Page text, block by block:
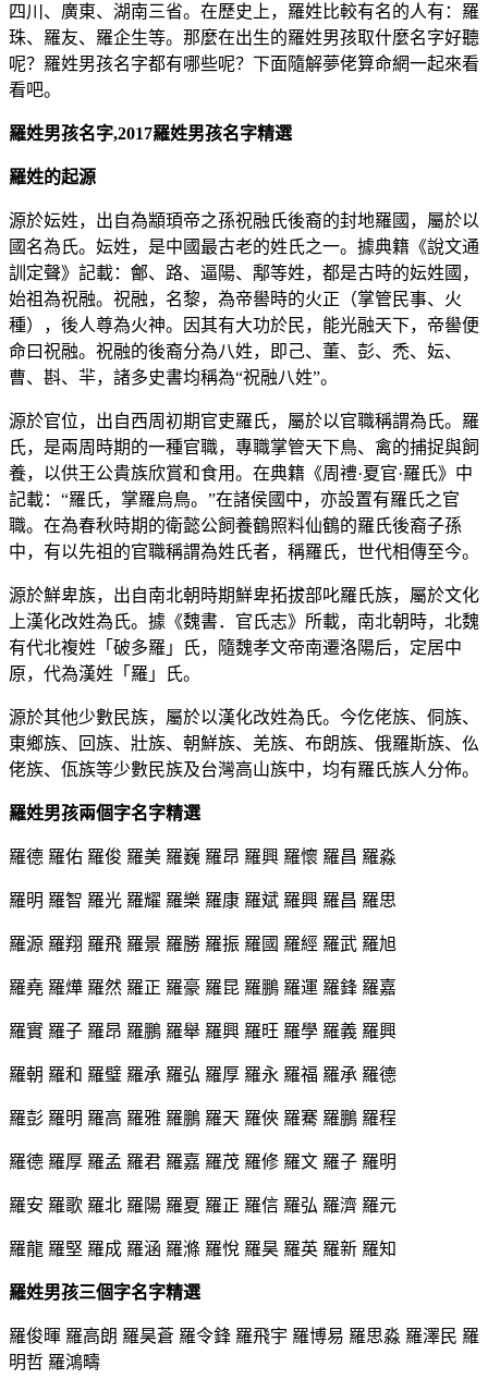
四川、廣東、湖南三省。在歷史上，羅姓比較有名的人有：羅
珠、羅友、羅企生等。那麼在出生的羅姓男孩取什麼名字好聽
呢？羅姓男孩名字都有哪些呢？下面隨解夢佬算命網一起來看
看吧。
羅姓男孩名字,2017羅姓男孩名字精選
羅姓的起源
源於妘姓，出自為顓頊帝之孫祝融氏後裔的封地羅國，屬於以
國名為氏。妘姓，是中國最古老的姓氏之一。據典籍《說文通
訓定聲》記載：鄶、路、逼陽、鄅等姓，都是古時的妘姓國，
始祖為祝融。祝融，名黎，為帝嚳時的火正（掌管民事、火
種），後人尊為火神。因其有大功於民，能光融天下，帝嚳便
命曰祝融。祝融的後裔分為八姓，即己、董、彭、禿、妘、
曹、斟、羋，諸多史書均稱為“祝融八姓”。
源於官位，出自西周初期官吏羅氏，屬於以官職稱謂為氏。羅
氏，是兩周時期的一種官職，專職掌管天下鳥、禽的捕捉與飼
養，以供王公貴族欣賞和食用。在典籍《周禮·夏官·羅氏》中
記載：“羅氏，掌羅烏鳥。”在諸侯國中，亦設置有羅氏之官
職。在為春秋時期的衛懿公飼養鶴照料仙鶴的羅氏後裔子孫
中，有以先祖的官職稱謂為姓氏者，稱羅氏，世代相傳至今。
源於鮮卑族，出自南北朝時期鮮卑拓拔部叱羅氏族，屬於文化
上漢化改姓為氏。據《魏書．官氏志》所載，南北朝時，北魏
有代北複姓「破多羅」氏，隨魏孝文帝南遷洛陽后，定居中
原，代為漢姓「羅」氏。
源於其他少數民族，屬於以漢化改姓為氏。今仡佬族、侗族、
東鄉族、回族、壯族、朝鮮族、羌族、布朗族、俄羅斯族、仫
佬族、佤族等少數民族及台灣高山族中，均有羅氏族人分佈。
羅姓男孩兩個字名字精選
羅德 羅佑 羅俊 羅美 羅巍 羅昂 羅興 羅懷 羅昌 羅淼
羅明 羅智 羅光 羅耀 羅樂 羅康 羅斌 羅興 羅昌 羅思
羅源 羅翔 羅飛 羅景 羅勝 羅振 羅國 羅經 羅武 羅旭
羅堯 羅燁 羅然 羅正 羅豪 羅昆 羅鵬 羅運 羅鋒 羅嘉
羅實 羅子 羅昂 羅鵬 羅舉 羅興 羅旺 羅學 羅義 羅興
羅朝 羅和 羅璧 羅承 羅弘 羅厚 羅永 羅福 羅承 羅德
羅彭 羅明 羅高 羅雅 羅鵬 羅天 羅俠 羅騫 羅鵬 羅程
羅德 羅厚 羅孟 羅君 羅嘉 羅茂 羅修 羅文 羅子 羅明
羅安 羅歌 羅北 羅陽 羅夏 羅正 羅信 羅弘 羅濟 羅元
羅龍 羅堅 羅成 羅涵 羅滌 羅悅 羅昊 羅英 羅新 羅知
羅姓男孩三個字名字精選
羅俊暉 羅高朗 羅昊蒼 羅令鋒 羅飛宇 羅博易 羅思淼 羅澤民 羅
明哲 羅鴻疇